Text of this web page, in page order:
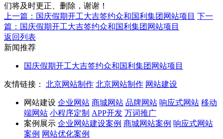
们将及时更正、删除，谢谢！
上一篇：国庆假期开工大吉签约众和国利集团网站项目 下一
篇：国庆假期开工大吉签约众和国利集团网站项目
返回列表
新闻推荐
国庆假期开工大吉签约众和国利集团网站项目
友情链接： 北京网站制作 北京网站制作 网站建设
网站建设 企业网站 商城网站 品牌网站 响应式网站 移动
端网站 小程序定制 APP开发 万词推广
案例展示 企业网站建设案例 商城网站案例 响应式网站
案例 网站优化案例